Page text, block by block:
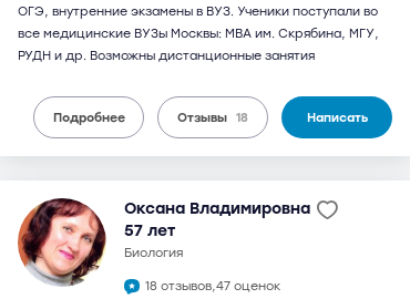
ОГЭ, внутренние экзамены в ВУЗ. Ученики поступали во
все медицинские ВУЗы Москвы: МВА им. Скрябина, МГУ,
РУДН и др. Возможны дистанционные занятия
Подробнее Отзывы 18 Написать
Оксана Владимировна
57 лет
биология
18 отзывов,47 оценок